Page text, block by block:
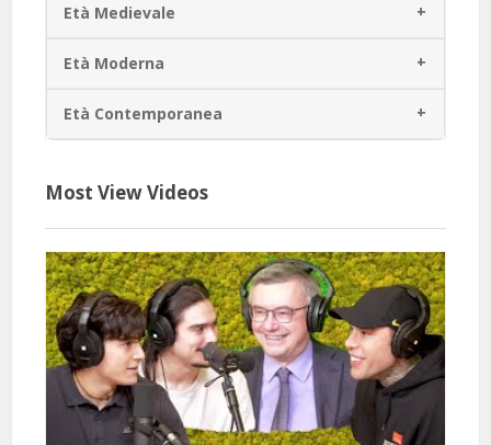
Età Medievale
Età Moderna
Età Contemporanea
Most View Videos